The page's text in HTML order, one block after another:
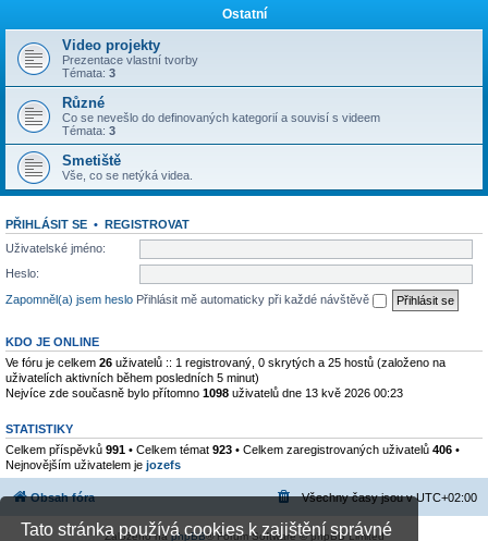
Tato stránka používá cookies k zajištění správné
Ostatní
Video projekty
Prezentace vlastní tvorby
Témata: 3
Různé
Co se nevešlo do definovaných kategorií a souvisí s videem
Témata: 3
Smetiště
Vše, co se netýká videa.
PŘIHLÁSIT SE • REGISTROVAT
Uživatelské jméno:
Heslo:
Zapomněl(a) jsem heslo Přihlásit mě automaticky při každé návštěvě
KDO JE ONLINE
Ve fóru je celkem 26 uživatelů :: 1 registrovaný, 0 skrytých a 25 hostů (založeno na
uživatelích aktivních během posledních 5 minut)
Nejvíce zde současně bylo přítomno 1098 uživatelů dne 13 kvě 2026 00:23
STATISTIKY
Celkem příspěvků 991 • Celkem témat 923 • Celkem zaregistrovaných uživatelů 406 •
Nejnovějším uživatelem je jozefs
Obsah fóra Všechny časy jsou vUTC+02:00
Založeno naphpBB® Forum Software © phpBB Limited